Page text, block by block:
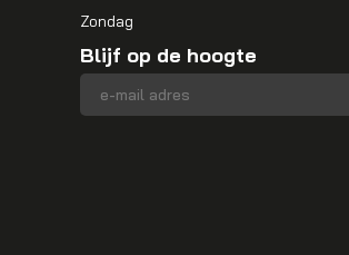
Zondag
Blijf op de hoogte
E-mailadres